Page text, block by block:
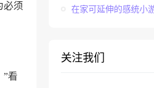
必须
”看
在家可延伸的感统小
关注我们